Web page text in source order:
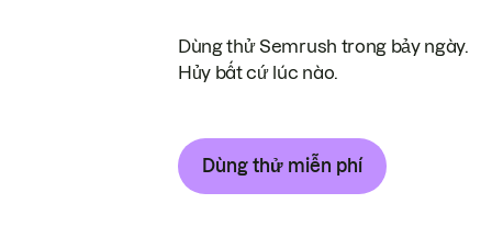
Dùng thử Semrush trong bảy ngày.
Hủy bất cứ lúc nào.
Dùng thử miễn phí